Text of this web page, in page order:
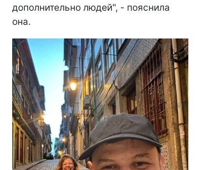
дополнительно людей", - пояснила
она.